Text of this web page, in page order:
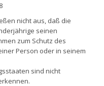
nicht aus, daß die
seinen
zum Schutz des
Person oder in seinem
sind nicht